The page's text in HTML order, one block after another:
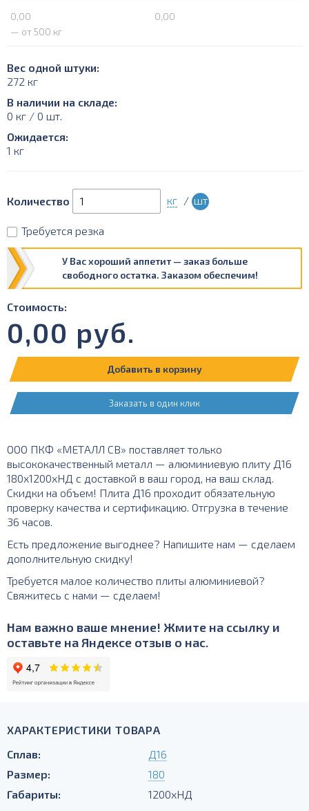
0,00
0,00
— от 500 кг
Вес одной штуки:
272 кг
В наличии на складе:
0 кг / 0 шт.
Ожидается:
1 кг
Количество кг / шт
Требуется резка
У Вас хороший аппетит — заказ больше
свободного остатка. Заказом обеспечим!
Стоимость:
0,00 руб.
Добавить в корзину
Заказать в один клик
ООО ПКФ «МЕТАЛЛ СВ» поставляет только
высококачественный металл — алюминиевую плиту Д16
180х1200хНД с доставкой в ваш город, на ваш склад.
Скидки на объем! Плита Д16 проходит обязательную
проверку качества и сертификацию. Отгрузка в течение
36 часов.
Есть предложение выгоднее? Напишите нам — сделаем
дополнительную скидку!
Требуется малое количество плиты алюминиевой?
Свяжитесь с нами — сделаем!
Нам важно ваше мнение! Жмите на ссылку и
оставьте на Яндексе отзыв о нас.
ХАРАКТЕРИСТИКИ ТОВАРА
Сплав:
Д16
Размер:
180
Габариты:
1200хНД